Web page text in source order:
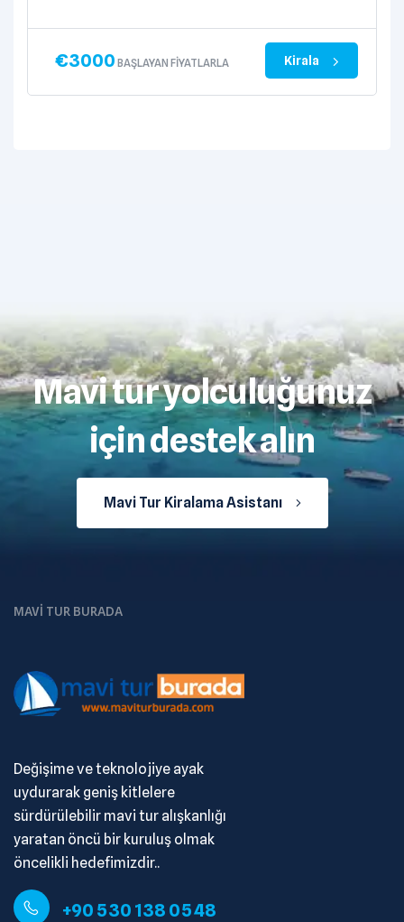
€3000 BAŞLAYAN FIYATLARLA Kirala
Mavi tur yolculuğunuz
için destek alın
Mavi Tur Kiralama Asistanı
MAVI TUR BURADA
Değişime ve teknolojiye ayak
uydurarak geniş kitlelere
sürdürülebilir mavi tur alışkanlığı
yaratan öncü bir kuruluş olmak
öncelikli hedefimizdir..
+90 530 138 05 48